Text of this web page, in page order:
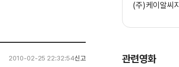
2010-02-25 22:32:54신고
(주)케이알씨지
관련영화